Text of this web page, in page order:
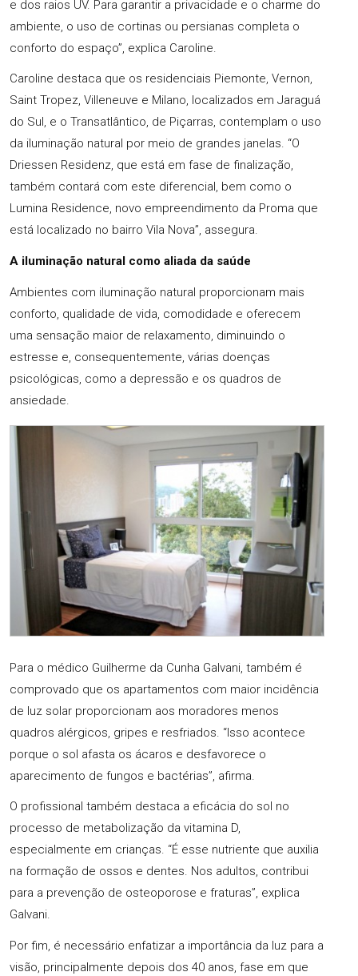
e dos raios UV. Para garantir a privacidade e o charme do
ambiente, o uso de cortinas ou persianas completa o
conforto do espaço”, explica Caroline.
Caroline destaca que os residenciais Piemonte, Vernon,
Saint Tropez, Villeneuve e Milano, localizados em Jaraguá
do Sul, e o Transatlântico, de Piçarras, contemplam o uso
da iluminação natural por meio de grandes janelas. “O
Driessen Residenz, que está em fase de finalização,
também contará com este diferencial, bem como o
Lumina Residence, novo empreendimento da Proma que
está localizado no bairro Vila Nova”, assegura.
A iluminação natural como aliada da saúde
Ambientes com iluminação natural proporcionam mais
conforto, qualidade de vida, comodidade e oferecem
uma sensação maior de relaxamento, diminuindo o
estresse e, consequentemente, várias doenças
psicológicas, como a depressão e os quadros de
ansiedade.
Para o médico Guilherme da Cunha Galvani, também é
comprovado que os apartamentos com maior incidência
de luz solar proporcionam aos moradores menos
quadros alérgicos, gripes e resfriados. “Isso acontece
porque o sol afasta os ácaros e desfavorece o
aparecimento de fungos e bactérias”, afirma.
O profissional também destaca a eficácia do sol no
processo de metabolização da vitamina D,
especialmente em crianças. “É esse nutriente que auxilia
na formação de ossos e dentes. Nos adultos, contribui
para a prevenção de osteoporose e fraturas”, explica
Galvani.
Por fim, é necessário enfatizar a importância da luz para a
visão, principalmente depois dos 40 anos, fase em que